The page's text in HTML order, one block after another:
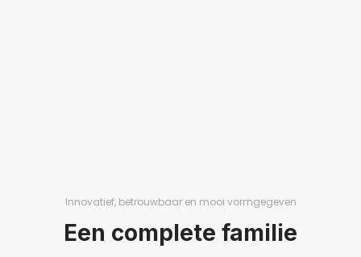
Innovatief, betrouwbaar en mooi vormgegeven
Een complete familie